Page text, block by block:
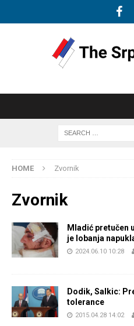
HOME Zvornik
Zvornik
Mladić pretučen
je lobanja
2024.06.10 10:28
Dodik, Salkic:
tolerance
2015.04.28 14:02